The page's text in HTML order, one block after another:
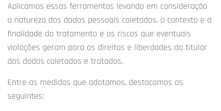
Aplicamos essas ferramentas levando em consideração
a natureza dos dados pessoais coletados, o contexto e a
finalidade do tratamento e os riscos que eventuais
violações geram para os direitos e liberdades do titular
dos dados coletados e tratados.
Entre as medidas que adotamos, destacamos as
seguintes: